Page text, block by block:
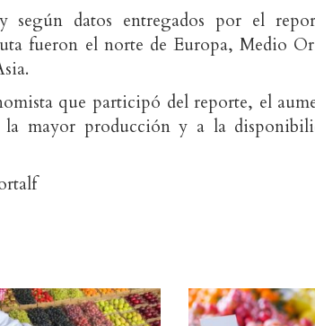
datos entregados por el
fueron el norte de Europa, Medio
que participó del reporte, el
la mayor producción y a la